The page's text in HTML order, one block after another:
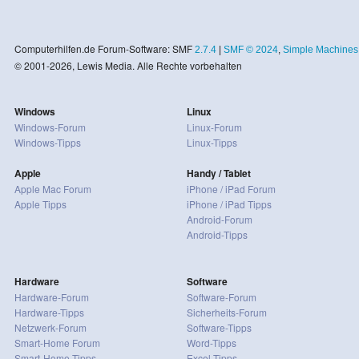
Computerhilfen.de Forum-Software: SMF 2.7.4| SMF © 2024, Simple Machines
© 2001-2026, Lewis Media. Alle Rechte vorbehalten
Windows
Windows-Forum
Windows-Tipps
Apple
Apple Mac Forum
Apple Tipps
Linux
Linux-Forum
Linux-Tipps
Handy / Tablet
iPhone / iPad Forum
iPhone / iPad Tipps
Android-Forum
Android-Tipps
Hardware
Hardware-Forum
Hardware-Tipps
Netzwerk-Forum
Smart-Home Forum
Software
Software-Forum
Sicherheits-Forum
Software-Tipps
Word-Tipps